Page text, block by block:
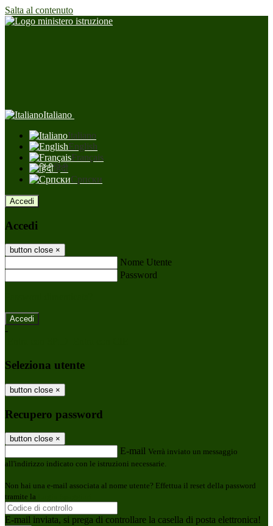
Salta al contenuto
Italiano
Italiano
English
Français
हिंदी
Српски
Accedi
Accedi
button close ×
Nome Utente
Password
-
Seleziona utente
button close ×
Recupero password
button close ×
E-mail Verrà inviato un messaggio
all'indirizzo indicato con le istruzioni necessarie.
Non hai una e-mail associata al nome utente? Effettua il reset della password
tramite la
E-mail inviata, si prega di controllare la casella di posta elettronica!